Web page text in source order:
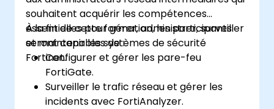
souhaitent acquérir les compétences
essentielles pour gérer, administrer, surveiller
et maintenir les systèmes de sécurité
Fortinet.
À la fin de cette formation, les participants
seront capables de :
Configurer et gérer les pare-feu
FortiGate.
Surveiller le trafic réseau et gérer les
incidents avec FortiAnalyzer.